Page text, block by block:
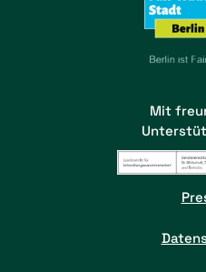
Mit